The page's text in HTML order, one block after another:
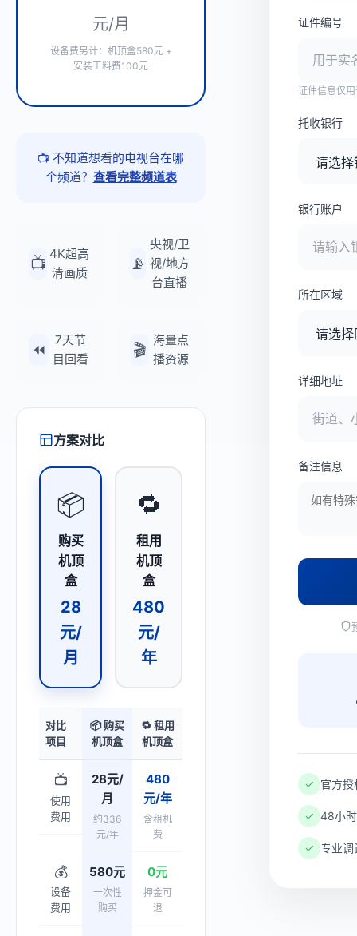
元/月
设备费另计：机顶盒580元 +
安装工料费100元
📺 不知道想看的电视台在哪
个频道？ 查看完整频道表
📺
4K超高
清画质
📡
央视/卫
视/地方
台直播
⏪
7天节
目回看
🎬
海量点
播资源
方案对比
📦
购买
机顶
盒
28
元/
月
🔁
租用
机顶
盒
480
元/
年
对比
项目
📦 购买
机顶盒
🔁 租用
机顶盒
📺
使用
费用
28元/
月
约336
元/年
480
元/年
含租机
费
💰
设备
费用
580元
一次性
购买
0元
押金可
退
证件编号
证件信息仅
托收银行
银行账户
所在区域
详细地址
备注信息
✓ 官方授
✓ 48小
✓ 专业调